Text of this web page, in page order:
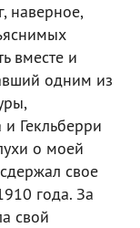
наверное,
вместе и
одним из
Гекльберри
о моей
свое
года. За
свой